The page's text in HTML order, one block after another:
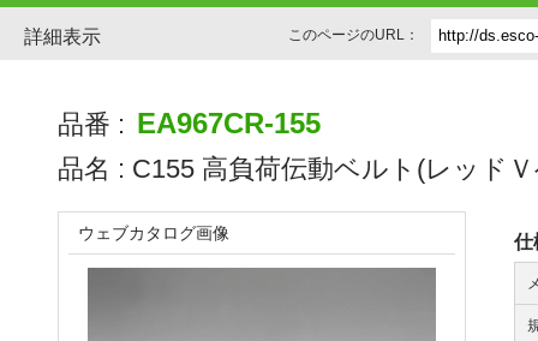
詳細表示 このページのURL：
品番 : EA967CR-155
品名 : C155 高負荷伝動ベルト(レッド
仕
ウェブカタログ画像